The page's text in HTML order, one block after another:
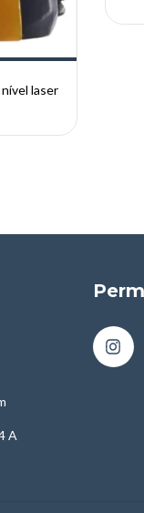
laser
A